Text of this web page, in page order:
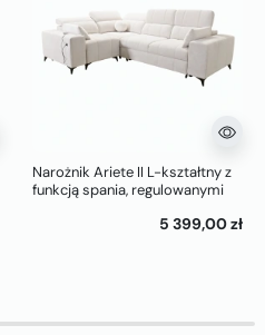
Narożnik Ariete II L-kształtny z
funkcją spania, regulowanymi
5 399,00 zł